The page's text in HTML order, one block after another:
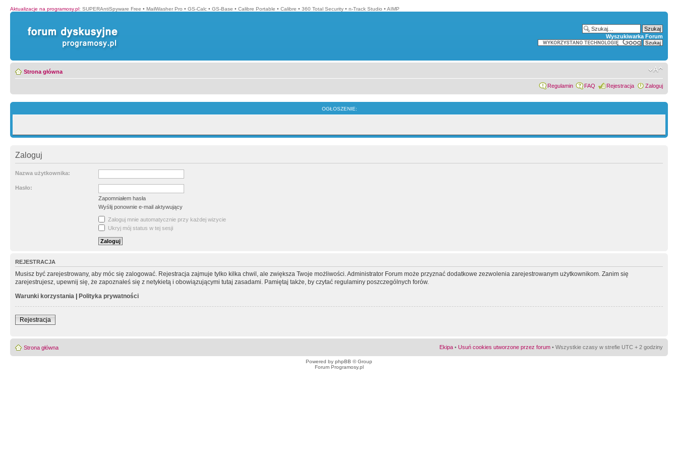
Aktualizacje na programosy.pl: SUPERAntiSpyware Free • MailWasher Pro • GS-Calc • GS-Base • Calibre Portable • Calibre • 360 Total Security • n-Track Studio • AIMP
Wyszukiwarka Forum
Strona główna
Regulamin FAQ Rejestracja Zaloguj
OGŁOSZENIE:
Zaloguj
Nazwa użytkownika:
Hasło:
Zapomniałem hasła
Wyślij ponownie e-mail aktywujący
Zaloguj mnie automatycznie przy każdej wizycie
Ukryj mój status w tej sesji
REJESTRACJA
Musisz być zarejestrowany, aby móc się zalogować. Rejestracja zajmuje tylko kilka chwil, ale zwiększa Twoje możliwości. Administrator Forum może przyznać dodatkowe zezwolenia zarejestrowanym użytkownikom. Zanim się
zarejestrujesz, upewnij się, że zapoznałeś się z netykietą i obowiązującymi tutaj zasadami. Pamiętaj także, by czytać regulaminy poszczególnych forów.
Warunki korzystania | Polityka prywatności
Rejestracja
Strona główna Ekipa • Usuń cookies utworzone przez forum • Wszystkie czasy w strefie UTC + 2 godziny
Powered by phpBB © Group
Forum Programosy.pl